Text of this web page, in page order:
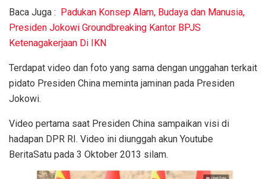
Baca Juga : Padukan Konsep Alam, Budaya dan Manusia,
Presiden Jokowi Groundbreaking Kantor BPJS
Ketenagakerjaan Di IKN
Terdapat video dan foto yang sama dengan unggahan terkait
pidato Presiden China meminta jaminan pada Presiden
Jokowi.
Video pertama saat Presiden China sampaikan visi di
hadapan DPR RI. Video ini diunggah akun Youtube
BeritaSatu pada 3 Oktober 2013 silam.